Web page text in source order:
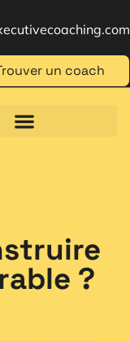
un coach
?